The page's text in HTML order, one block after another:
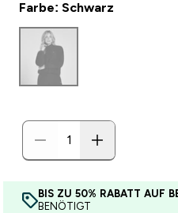
Farbe: Schwarz
BIS ZU 50% RABATT AUF
BENÖTIGT